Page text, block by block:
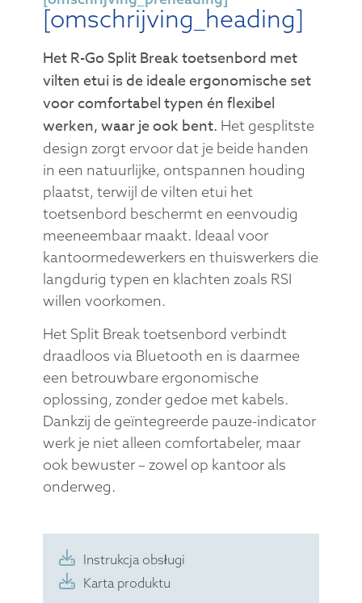
[omschrijving_heading]
Het R-Go Split Break toetsenbord met
vilten etui is de ideale ergonomische set
voor comfortabel typen én flexibel
werken, waar je ook bent. Het gesplitste
design zorgt ervoor dat je beide handen
in een natuurlijke, ontspannen houding
plaatst, terwijl de vilten etui het
toetsenbord beschermt en eenvoudig
meeneembaar maakt. Ideaal voor
kantoormedewerkers en thuiswerkers die
langdurig typen en klachten zoals RSI
willen voorkomen.
Het Split Break toetsenbord verbindt
draadloos via Bluetooth en is daarmee
een betrouwbare ergonomische
oplossing, zonder gedoe met kabels.
Dankzij de geïntegreerde pauze-indicator
werk je niet alleen comfortabeler, maar
ook bewuster – zowel op kantoor als
onderweg.
Instrukcja obsługi
Karta produktu